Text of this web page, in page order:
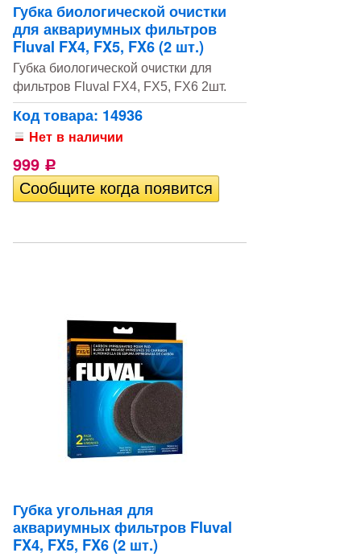
Губка биологической очистки
для аквариумных фильтров
Fluval FX4, FX5, FX6 (2 шт.)
Губка биологической очистки для
фильтров Fluval FX4, FX5, FX6 2шт.
Код товара: 14936
Нет в наличии
999 Р
Губка угольная для
аквариумных фильтров Fluval
FX4, FX5, FX6 (2 шт.)